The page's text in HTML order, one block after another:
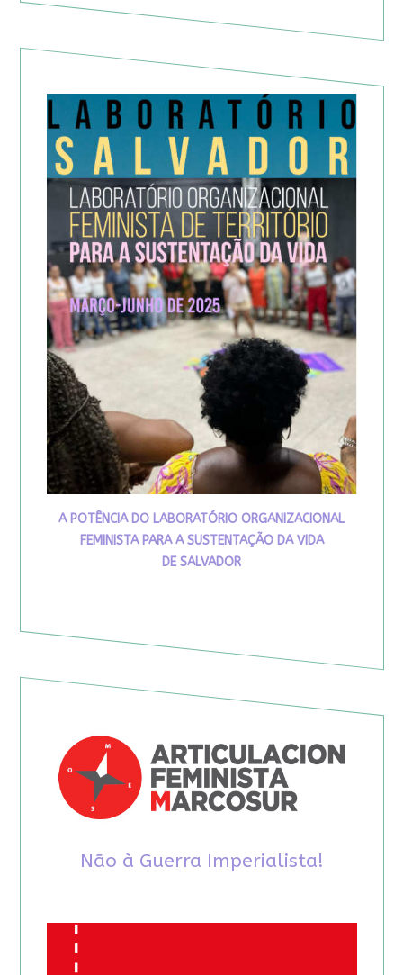
A POTÊNCIA DO LABORATÓRIO ORGANIZACIONAL
FEMINISTA PARA A SUSTENTAÇÃO DA VIDA
DE SALVADOR
Não à Guerra Imperialista!